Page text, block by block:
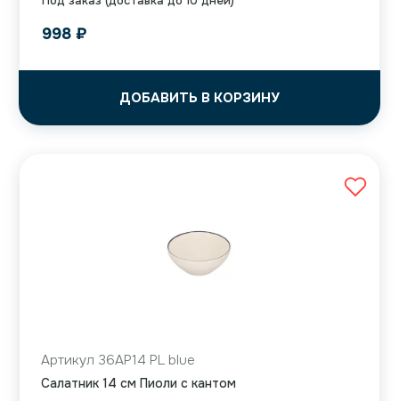
998 ₽
ДОБАВИТЬ В КОРЗИНУ
Артикул 36AP14 PL blue
Салатник 14 см Пиоли с кантом